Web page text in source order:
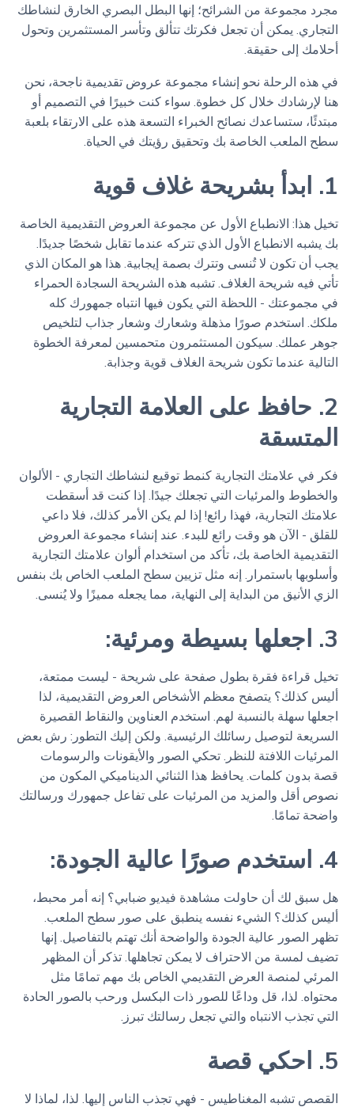
مجرد مجموعة من الشرائح؛ إنها البطل البصري الخارق لنشاطك
التجاري. يمكن أن تجعل فكرتك تتألق وتأسر المستثمرين وتحول
أحلامك إلى حقيقة.
في هذه الرحلة نحو إنشاء مجموعة عروض تقديمية ناجحة، نحن
هنا لإرشادك خلال كل خطوة. سواء كنت خبيرًا في التصميم أو
مبتدئًا، ستساعدك نصائح الخبراء التسعة هذه على الارتقاء بلعبة
سطح الملعب الخاصة بك وتحقيق رؤيتك في الحياة.
1. ابدأ بشريحة غلاف قوية
تخيل هذا: الانطباع الأول عن مجموعة العروض التقديمية الخاصة
بك يشبه الانطباع الأول الذي تتركه عندما تقابل شخصًا جديدًا.
يجب أن تكون لا تُنسى وتترك بصمة إيجابية. هذا هو المكان الذي
تأتي فيه شريحة الغلاف. تشبه هذه الشريحة السجادة الحمراء
في مجموعتك - اللحظة التي يكون فيها انتباه جمهورك كله
ملكك. استخدم صورًا مذهلة وشعارك وشعار جذاب لتلخيص
جوهر عملك. سيكون المستثمرون متحمسين لمعرفة الخطوة
التالية عندما تكون شريحة الغلاف قوية وجذابة.
2. حافظ على العلامة التجارية
المتسقة
فكر في علامتك التجارية كنمط توقيع لنشاطك التجاري - الألوان
والخطوط والمرئيات التي تجعلك جيدًا. إذا كنت قد أسقطت
علامتك التجارية، فهذا رائع! إذا لم يكن الأمر كذلك، فلا داعي
للقلق - الآن هو وقت رائع للبدء. عند إنشاء مجموعة العروض
التقديمية الخاصة بك، تأكد من استخدام ألوان علامتك التجارية
وأسلوبها باستمرار. إنه مثل تزيين سطح الملعب الخاص بك بنفس
الزي الأنيق من البداية إلى النهاية، مما يجعله مميزًا ولا يُنسى.
3. اجعلها بسيطة ومرئية:
تخيل قراءة فقرة بطول صفحة على شريحة - ليست ممتعة،
أليس كذلك؟ يتصفح معظم الأشخاص العروض التقديمية، لذا
اجعلها سهلة بالنسبة لهم. استخدم العناوين والنقاط القصيرة
السريعة لتوصيل رسائلك الرئيسية. ولكن إليك التطور: رش بعض
المرئيات اللافتة للنظر. تحكي الصور والأيقونات والرسومات
قصة بدون كلمات. يحافظ هذا الثنائي الديناميكي المكون من
نصوص أقل والمزيد من المرئيات على تفاعل جمهورك ورسالتك
واضحة تمامًا.
4. استخدم صورًا عالية الجودة:
هل سبق لك أن حاولت مشاهدة فيديو ضبابي؟ إنه أمر محبط،
أليس كذلك؟ الشيء نفسه ينطبق على صور سطح الملعب.
تظهر الصور عالية الجودة والواضحة أنك تهتم بالتفاصيل. إنها
تضيف لمسة من الاحتراف لا يمكن تجاهلها. تذكر أن المظهر
المرئي لمنصة العرض التقديمي الخاص بك مهم تمامًا مثل
محتواه. لذا، قل وداعًا للصور ذات البكسل ورحب بالصور الحادة
التي تجذب الانتباه والتي تجعل رسالتك تبرز.
5. احكي قصة
القصص تشبه المغناطيس - فهي تجذب الناس إليها. لذا، لماذا لا